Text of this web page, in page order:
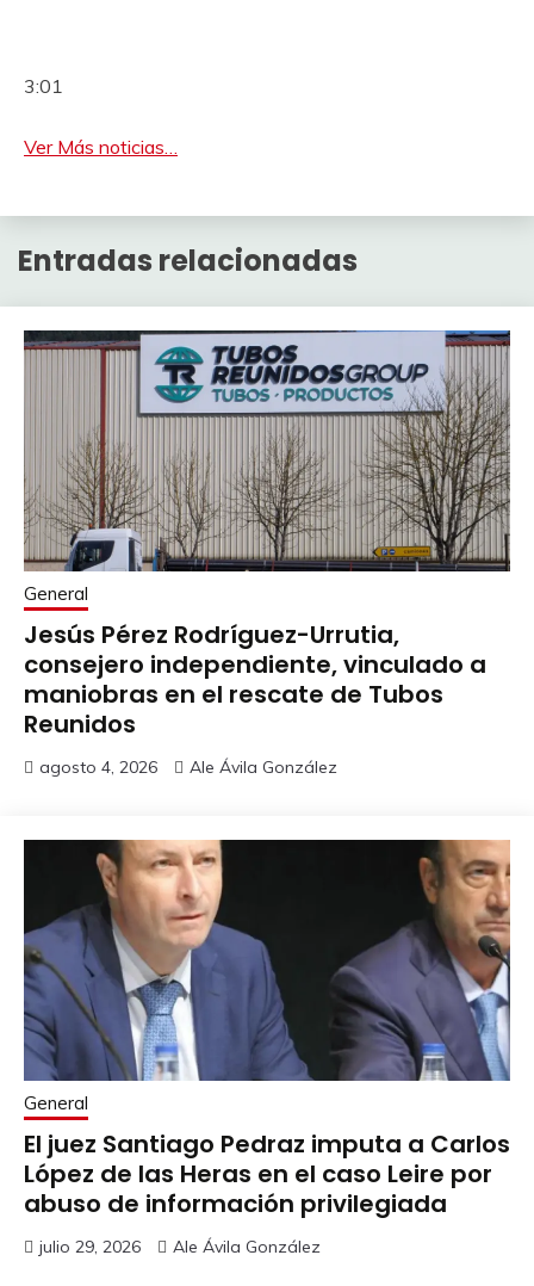
3:01
Ver Más noticias…
Entradas relacionadas
General
Jesús Pérez Rodríguez-Urrutia,
consejero independiente, vinculado a
maniobras en el rescate de Tubos
Reunidos
agosto 4, 2026 Ale Ávila González
General
El juez Santiago Pedraz imputa a Carlos
López de las Heras en el caso Leire por
abuso de información privilegiada
julio 29, 2026 Ale Ávila González